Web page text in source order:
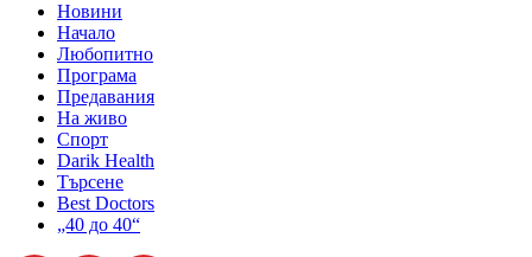
Новини
Начало
Любопитно
Програма
Предавания
На живо
Спорт
Darik Health
Търсене
Best Doctors
„40 до 40“